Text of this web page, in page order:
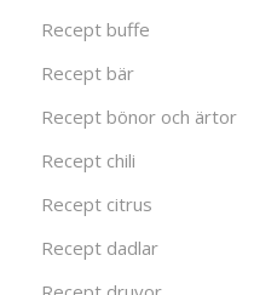
Recept buffe
Recept bär
Recept bönor och ärtor
Recept chili
Recept citrus
Recept dadlar